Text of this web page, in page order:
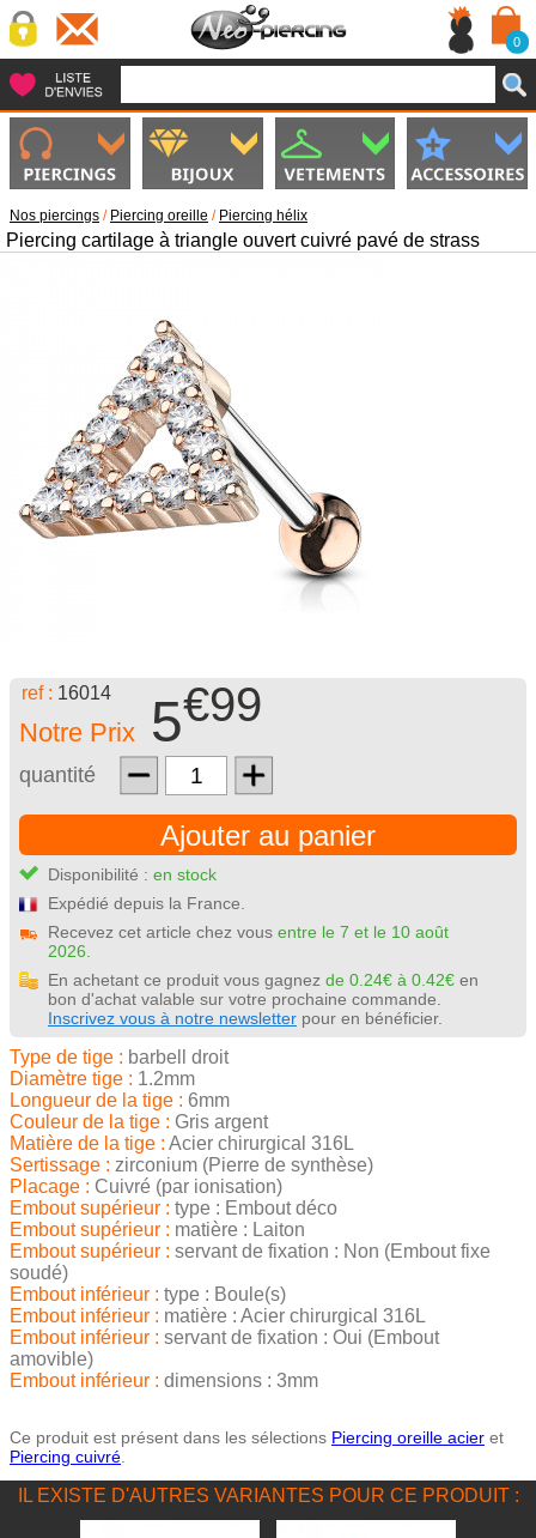
0
Nos piercings / Piercing oreille / Piercing hélix
Piercing cartilage à triangle ouvert cuivré pavé de strass
ref : 16014
Notre Prix 5€99
quantité
Ajouter au panier
Disponibilité : en stock
Expédié depuis la France.
Recevez cet article chez vous entre le 7 et le 10 août
2026.
En achetant ce produit vous gagnez de 0.24€ à 0.42€ en
bon d'achat valable sur votre prochaine commande.
Inscrivez vous à notre newsletter pour en bénéficier.
Type de tige : barbell droit
Diamètre tige : 1.2mm
Longueur de la tige : 6mm
Couleur de la tige : Gris argent
Matière de la tige : Acier chirurgical 316L
Sertissage : zirconium (Pierre de synthèse)
Placage : Cuivré (par ionisation)
Embout supérieur : type : Embout déco
Embout supérieur : matière : Laiton
Embout supérieur : servant de fixation : Non (Embout fixe
soudé)
Embout inférieur : type : Boule(s)
Embout inférieur : matière : Acier chirurgical 316L
Embout inférieur : servant de fixation : Oui (Embout
amovible)
Embout inférieur : dimensions : 3mm
Ce produit est présent dans les sélections Piercing oreille acier et
Piercing cuivré.
IL EXISTE D'AUTRES VARIANTES POUR CE PRODUIT :